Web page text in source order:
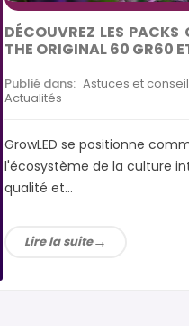
DÉCOUVREZ LES
THE ORIGINAL 60 GR60
Publié dans: Astuces et
Actualités
GrowLED se positionne
l'écosystème de la culture
qualité et...
Lire la suite